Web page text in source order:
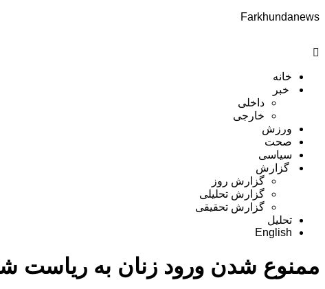
Farkhundanews
Menu
خانه
خبر
داخلی
خارجی
ورزش
صحت
سیاسی
گزارش
گزارش روز
گزارش تحلیلی
گزارش تحقیقی
تحلیل
English
ممنوع شدن ورود زنان به ریاست